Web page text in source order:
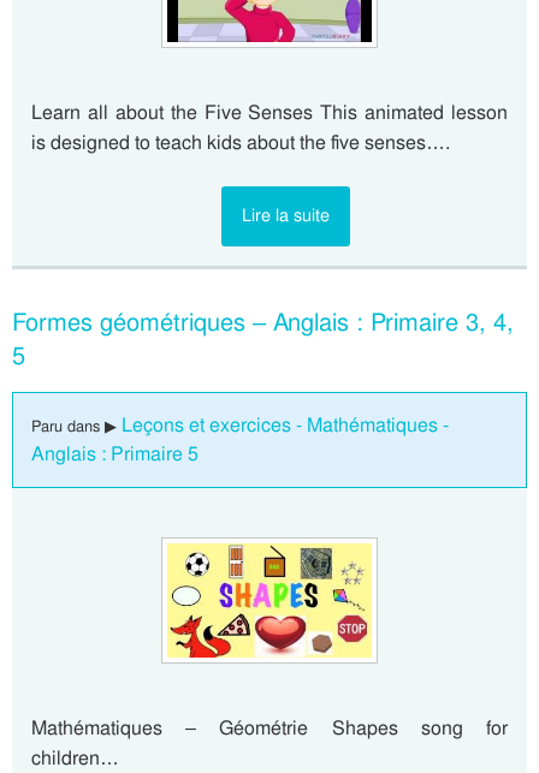
Learn all about the Five Senses This animated lesson
is designed to teach kids about the five senses….
Lire la suite
Formes géométriques – Anglais : Primaire 3, 4,
5
Paru dans ▶ Leçons et exercices - Mathématiques -
Anglais : Primaire 5
Mathématiques – Géométrie Shapes song for
children…